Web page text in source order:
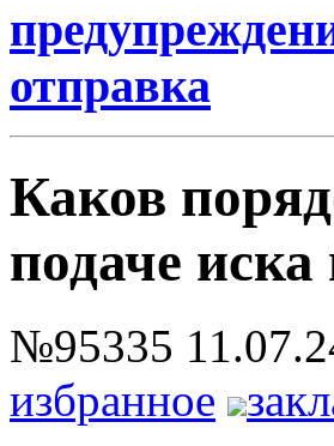
отправка
Каков
подаче иска
№95335
избранное